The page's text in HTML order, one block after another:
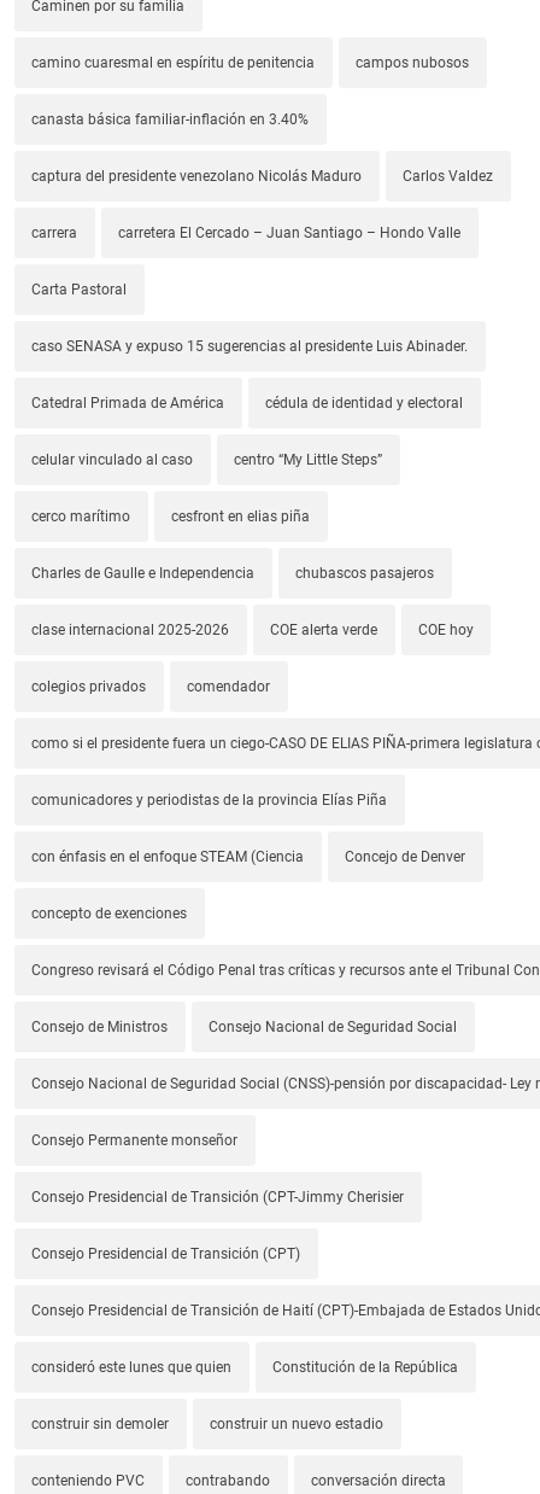
Caminen por su familia
camino cuaresmal en espíritu de penitencia campos nubosos
canasta básica familiar-inflación en 3.40%
captura del presidente venezolano Nicolás Maduro Carlos Valdez
carrera carretera El Cercado – Juan Santiago – Hondo Valle
Carta Pastoral
caso SENASA y expuso 15 sugerencias al presidente Luis Abinader.
Catedral Primada de América cédula de identidad y electoral
celular vinculado al caso centro “My Little Steps”
cerco marítimo cesfront en elias piña
Charles de Gaulle e Independencia chubascos pasajeros
clase internacional 2025-2026 COE alerta verde COE hoy
colegios privados comendador
como si el presidente fuera un ciego-CASO DE ELIAS PIÑA-primera legislatura
comunicadores y periodistas de la provincia Elías Piña
con énfasis en el enfoque STEAM (Ciencia Concejo de Denver
concepto de exenciones
Congreso revisará el Código Penal tras críticas y recursos ante el Tribunal
Consejo de Ministros Consejo Nacional de Seguridad Social
Consejo Nacional de Seguridad Social (CNSS)-pensión por discapacidad- Ley
Consejo Permanente monseñor
Consejo Presidencial de Transición (CPT-Jimmy Cherisier
Consejo Presidencial de Transición (CPT)
Consejo Presidencial de Transición de Haití (CPT)-Embajada de Estados
consideró este lunes que quien Constitución de la República
construir sin demoler construir un nuevo estadio
conteniendo PVC contrabando conversación directa